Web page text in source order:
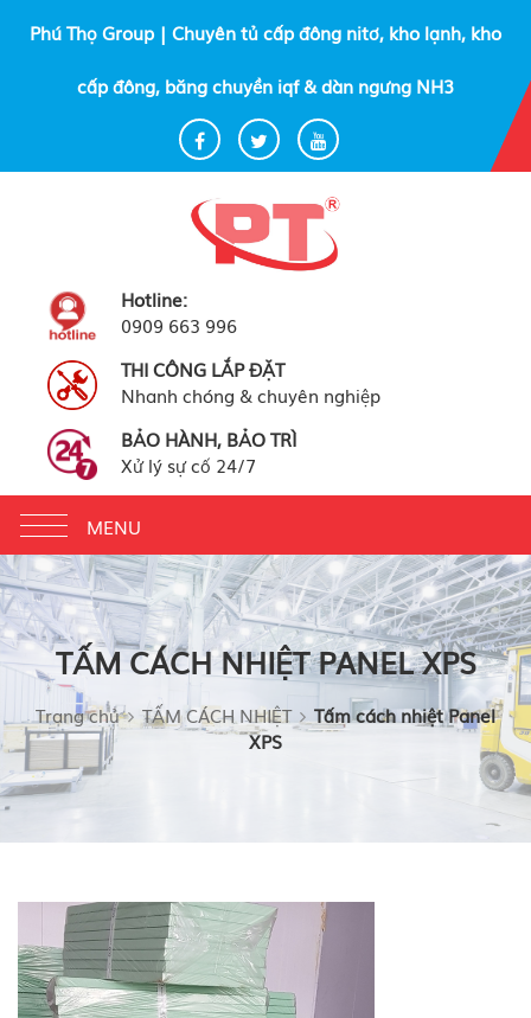
Phú Thọ Group | Chuyên tủ cấp đông nitơ, kho lạnh, kho
cấp đông, băng chuyền iqf & dàn ngưng NH3
Hotline:
0909 663 996
THI CÔNG LẮP ĐẶT
Nhanh chóng & chuyên nghiệp
BẢO HÀNH, BẢO TRÌ
Xử lý sự cố 24/7
Toggle
navigation
MENU
TẤM CÁCH NHIỆT PANEL XPS
Trang chủ TẤM CÁCH NHIỆT
Tấm cách nhiệt Panel
XPS